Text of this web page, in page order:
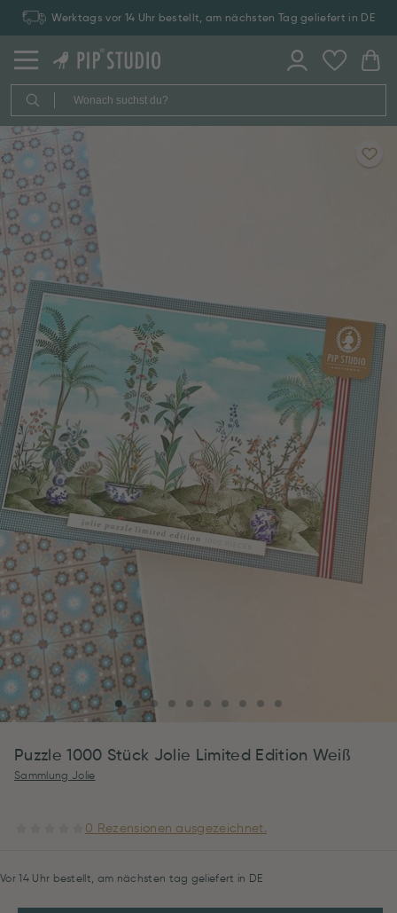
Werktags vor 14 Uhr bestellt, am nächsten Tag geliefert in DE
Puzzle 1000 Stück Jolie Limited Edition Weiß
Sammlung Jolie
0 Rezensionen ausgezeichnet.
Vor 14 Uhr bestellt, am nächsten tag geliefert in DE